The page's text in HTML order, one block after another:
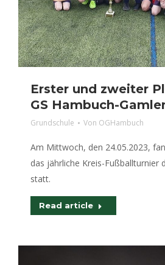
Erster und zweiter
GS Hambuch-
Grundschule Von OGHambuch
Am Mittwoch, den 24.05.2023,
das jährliche Kreis-Fußballturnier
statt.
Read article